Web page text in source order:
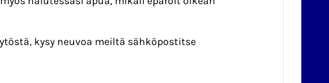
kysy neuvoa meiltä sähköpostitse